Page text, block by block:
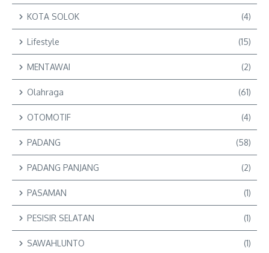
KOTA SOLOK (4)
Lifestyle (15)
MENTAWAI (2)
Olahraga (61)
OTOMOTIF (4)
PADANG (58)
PADANG PANJANG (2)
PASAMAN (1)
PESISIR SELATAN (1)
SAWAHLUNTO (1)